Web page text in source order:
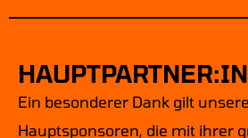
Ein besonderer Dank gilt
Hauptsponsoren, die mit ihrer